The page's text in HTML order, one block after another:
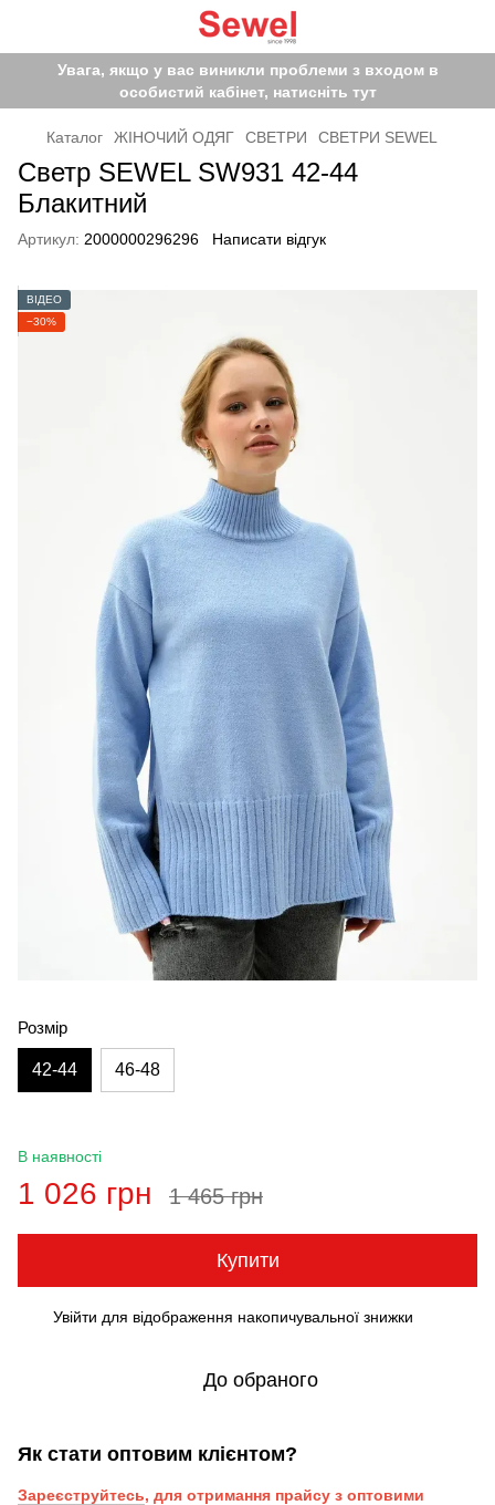
Увага, якщо у вас виникли проблеми з входом в
особистий кабінет, натисніть тут
Каталог ЖІНОЧИЙ ОДЯГ СВЕТРИ СВЕТРИ SEWEL
Светр SEWEL SW931 42-44
Блакитний
Артикул: 2000000296296 Написати відгук
ВІДЕО
−30%
Розмір
42-44 46-48
В наявності
1 026 грн 1 465 грн
Купити
Увійти для відображення накопичувальної знижки
До обраного
Як стати оптовим клієнтом?
Зареєструйтесь, для отримання прайсу з оптовими